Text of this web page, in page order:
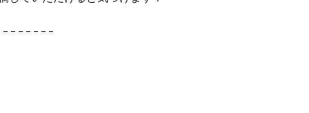
– – – – – –